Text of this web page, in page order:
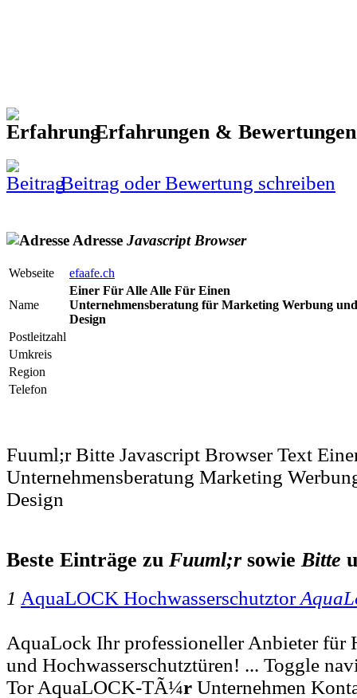
Erfahrungen &
Beitrag oder Bewertung schreiben
Adresse Javascript Browser
Webseite efaafe.ch
Name
Einer Für Alle Alle Für Einen
Unternehmensberatung für Marketing Werbung und
Design
Postleitzahl
Umkreis
Region
Telefon
Fuuml;r Bitte Javascript Browser Text
Unternehmensberatung Marketing
Design
Beste Einträge zu Fuuml;rsowieBitte
1 AquaLOCK Hochwasserschutztor
AquaLock Ihr professioneller Anbieter für
und Hochwasserschutztüren! ... Toggle
Tor AquaLOCK-TÃ¼r Unternehmen